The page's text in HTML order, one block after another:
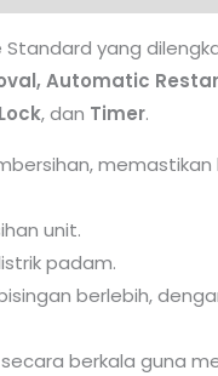
yang
Automatic
, dan Timer.
memastikan
unit.
padam.
berlebih,
berkala guna